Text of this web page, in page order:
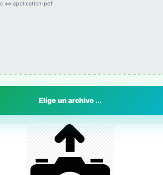
⇔ application-pdf
Elige un archivo ...